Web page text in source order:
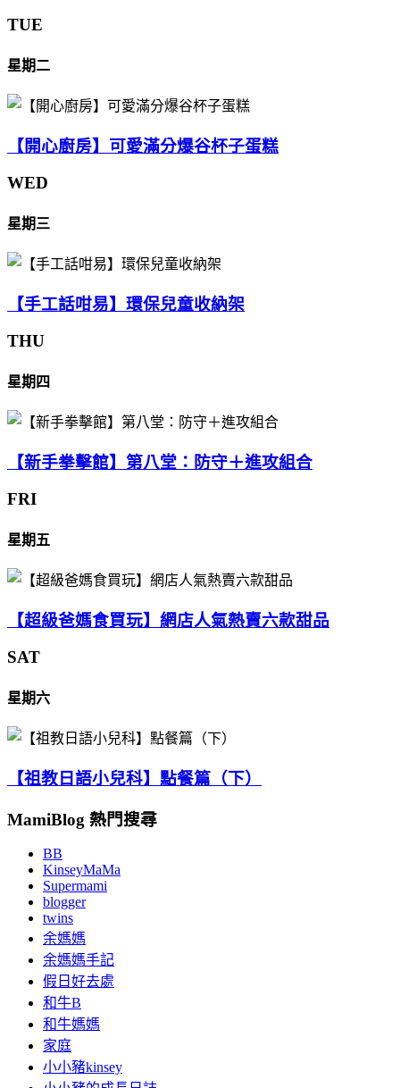
TUE
星期二
【開心廚房】可愛滿分爆谷杯子蛋糕
WED
星期三
【手工話咁易】環保兒童收納架
THU
星期四
【新手拳擊館】第八堂：防守＋進攻組合
FRI
星期五
【超級爸媽食買玩】網店人氣熱賣六款甜品
SAT
星期六
【祖教日語小兒科】點餐篇（下）
MamiBlog 熱門搜尋
BB
KinseyMaMa
Supermami
blogger
twins
余媽媽
余媽媽手記
假日好去處
和牛B
和牛媽媽
家庭
小小豬kinsey